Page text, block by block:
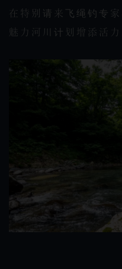
在特别请来飞绳钓专
魅力河川计划增添活力